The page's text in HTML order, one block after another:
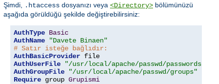
Şimdi, .htaccess dosyanızı veya <Directory> bölümünüzü
aşağıda görüldüğü şekilde değiştirebilirsiniz:
AuthType Basic
AuthName
"Davete Binaen"
# Satır isteğe bağlıdır:
AuthBasicProvider
AuthUserFile
"/usr/local/apache/passwd/passwords"
AuthGroupFile
"/usr/local/apache/passwd/groups"
Require group Grupismi